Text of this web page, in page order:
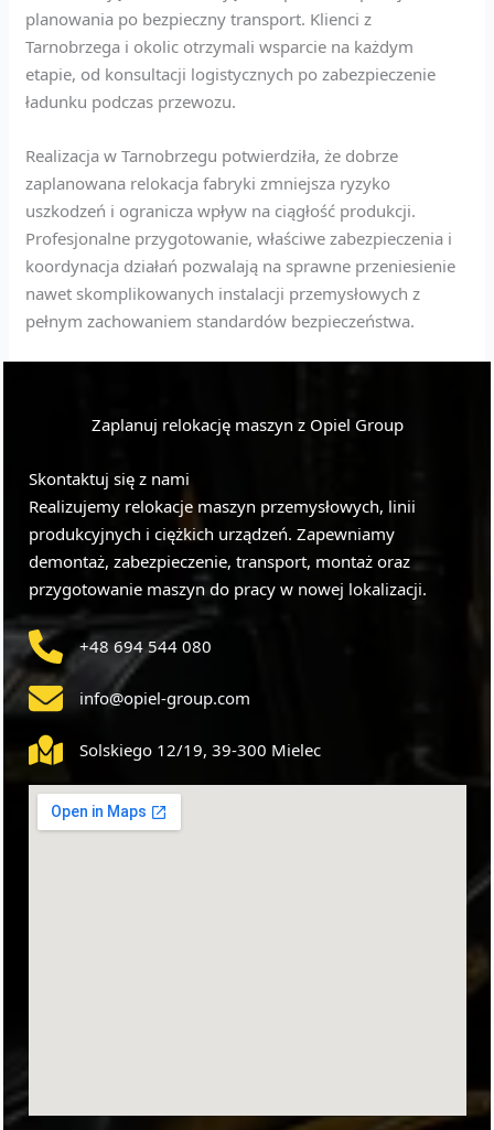
planowania po bezpieczny transport. Klienci z
Tarnobrzega i okolic otrzymali wsparcie na każdym
etapie, od konsultacji logistycznych po zabezpieczenie
ładunku podczas przewozu.
Realizacja w Tarnobrzegu potwierdziła, że dobrze
zaplanowana relokacja fabryki zmniejsza ryzyko
uszkodzeń i ogranicza wpływ na ciągłość produkcji.
Profesjonalne przygotowanie, właściwe zabezpieczenia i
koordynacja działań pozwalają na sprawne przeniesienie
nawet skomplikowanych instalacji przemysłowych z
pełnym zachowaniem standardów bezpieczeństwa.
Zaplanuj relokację maszyn z Opiel Group
Skontaktuj się z nami
Realizujemy relokacje maszyn przemysłowych, linii
produkcyjnych i ciężkich urządzeń. Zapewniamy
demontaż, zabezpieczenie, transport, montaż oraz
przygotowanie maszyn do pracy w nowej lokalizacji.
+48 694 544 080
info@opiel-group.com
Solskiego 12/19, 39-300 Mielec